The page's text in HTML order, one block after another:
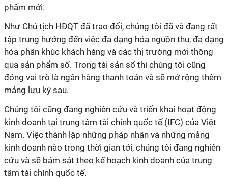
phẩm mới.
Như Chủ tịch HĐQT đã trao đổi, chúng tôi đã và đang rất
tập trung hướng đến việc đa dạng hóa nguồn thu, đa dạng
hóa phân khúc khách hàng và các thị trường mới thông
qua sản phẩm số. Trong tài sản số thì chúng tôi cũng
đóng vai trò là ngân hàng thanh toán và sẽ mở rộng thêm
mảng lưu ký sau.
Chúng tôi cũng đang nghiên cứu và triển khai hoạt động
kinh doanh tại trung tâm tài chính quốc tế (IFC) của Việt
Nam. Việc thành lập những pháp nhân và những mảng
kinh doanh nào trong thời gian tới, chúng tôi đang nghiên
cứu và sẽ bám sát theo kế hoạch kinh doanh của trung
tâm tài chính quốc tế.